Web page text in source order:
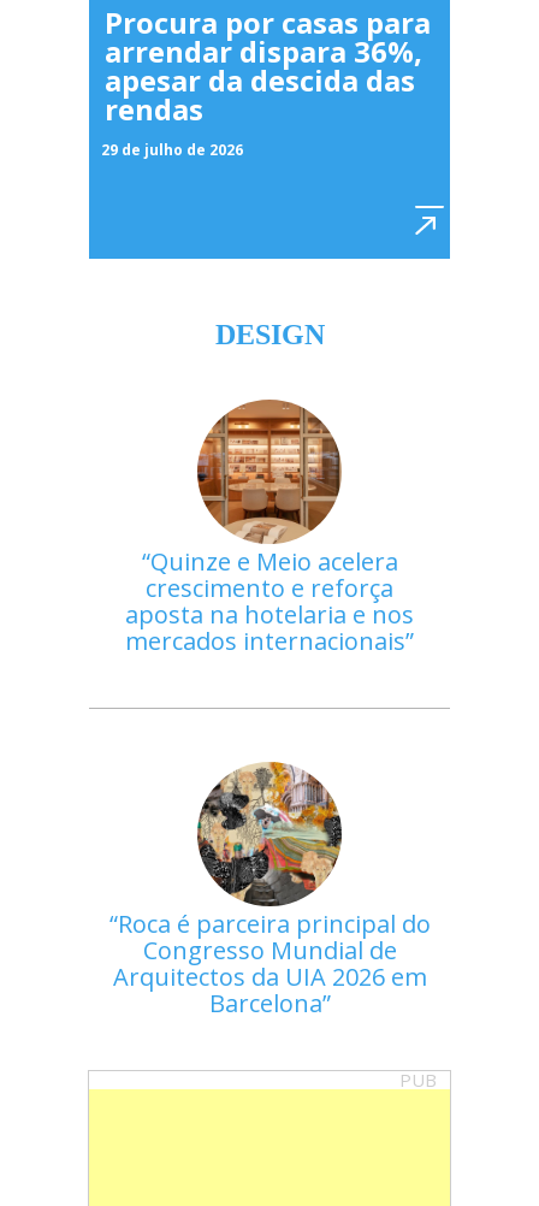
Procura por casas para
arrendar dispara 36%,
apesar da descida das
rendas
29 de julho de 2026
DESIGN
Quinze e Meio acelera
crescimento e reforça
aposta na hotelaria e nos
mercados internacionais
Roca é parceira principal do
Congresso Mundial de
Arquitectos da UIA 2026 em
Barcelona
PUB